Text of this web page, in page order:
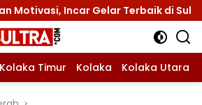
Terbaik di Sultra Menuju
Kolaka Timur Kolaka Kolaka Utara